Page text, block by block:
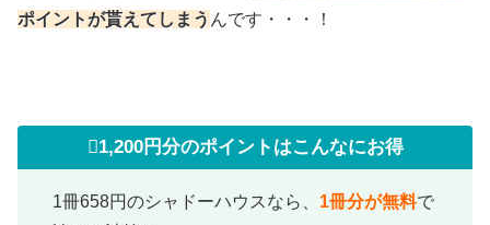
ポイントが貰えてしまう んです・・・！
1,200円分のポイントはこんなにお得
1冊658円のシャドーハウスなら、 1冊分が無料で